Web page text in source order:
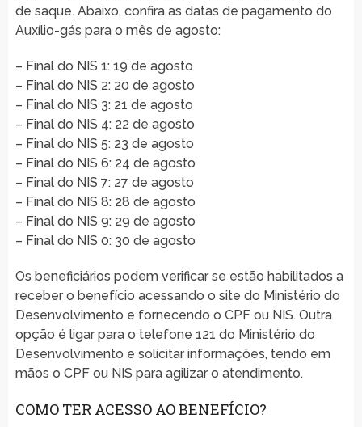
de saque. Abaixo, confira as datas de pagamento do
Auxílio-gás para o mês de agosto:
– Final do NIS 1: 19 de agosto
– Final do NIS 2: 20 de agosto
– Final do NIS 3: 21 de agosto
– Final do NIS 4: 22 de agosto
– Final do NIS 5: 23 de agosto
– Final do NIS 6: 24 de agosto
– Final do NIS 7: 27 de agosto
– Final do NIS 8: 28 de agosto
– Final do NIS 9: 29 de agosto
– Final do NIS 0: 30 de agosto
Os beneficiários podem verificar se estão habilitados a
receber o benefício acessando o site do Ministério do
Desenvolvimento e fornecendo o CPF ou NIS. Outra
opção é ligar para o telefone 121 do Ministério do
Desenvolvimento e solicitar informações, tendo em
mãos o CPF ou NIS para agilizar o atendimento.
COMO TER ACESSO AO BENEFÍCIO?